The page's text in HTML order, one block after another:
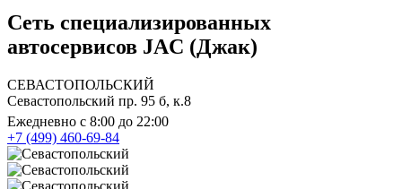
Сеть специализированных
автосервисов JAC (Джак)
СЕВАСТОПОЛЬСКИЙ
Севастопольский пр. 95 б, к.8
Ежедневно с 8:00 до 22:00
+7 (499) 460-69-84